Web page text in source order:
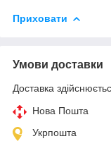
Приховати
Умови доставки
Доставка
Нова Пошта
Укрпошта